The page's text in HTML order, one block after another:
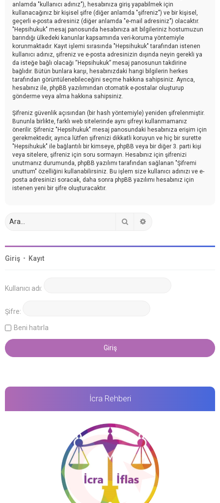
anlamda "kullanıcı adınız"), hesabınıza giriş yapabilmek için
kullanacağınız bir kişisel şifre (diğer anlamda "şifreniz") ve bir kişisel,
geçerli e-posta adresiniz (diğer anlamda "e-mail adresiniz") olacaktır.
"Hepsihukuk" mesaj panosunda hesabınıza ait bilgileriniz hostumuzun
barındığı ülkedeki kanunlar kapsamında veri-koruma yöntemiyle
korunmaktadır. Kayıt işlemi sırasında "Hepsihukuk" tarafından istenen
kullanıcı adınız, şifreniz ve e-posta adresinizin dışında neyin gerekli ya
da isteğe bağlı olacağı “Hepsihukuk” mesaj panosunun takdirine
bağlıdır. Bütün bunlara karşı, hesabınızdaki hangi bilgilerin herkes
tarafından görüntülenebileceğini seçme hakkına sahipsiniz. Ayrıca,
hesabınız ile, phpBB yazılımından otomatik e-postalar oluşturup
gönderme veya alma hakkına sahipsiniz.
Şifreniz güvenlik açısından (bir hash yöntemiyle) yeniden şifrelenmiştir.
Bununla birlikte, farklı web sitelerinde aynı şifreyi kullanmamanız
önerilir. Şifreniz "Hepsihukuk" mesaj panosundaki hesabınıza erişim için
gerekmektedir, ayrıca lütfen şifrenizi dikkatli koruyun ve hiç bir surette
"Hepsihukuk" ile bağlantılı bir kimseye, phpBB veya bir diğer 3. parti kişi
veya sitelere, şifreniz için soru sormayın. Hesabınız için şifrenizi
unutmanız durumunda, phpBB yazılımı tarafından sağlanan "Şifremi
unuttum" özelliğini kullanabilirsiniz. Bu işlem size kullanıcı adınızı ve e-
posta adresinizi soracak, daha sonra phpBB yazılımı hesabınız için
istenen yeni bir şifre oluşturacaktır.
Giriş • Kayıt
Kullanıcı adı:
Şifre:
Beni hatırla
İcra Rehberi